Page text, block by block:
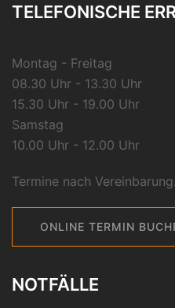
TELEFONISCHE
Montag - Freitag
08.30 Uhr - 13.30 Uhr
15.30 Uhr - 19.00 Uhr
Samstag
10.00 Uhr - 12.00 Uhr
Termine nach Vereinbarung.
ONLINE TERMIN
NOTFÄLLE